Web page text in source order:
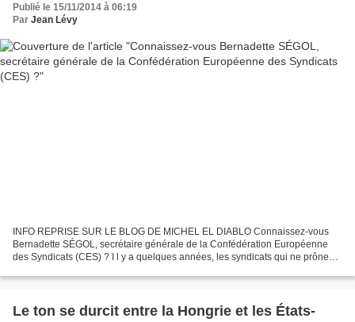
Publié le 15/11/2014 à 06:19
Par Jean Lévy
INFO REPRISE SUR LE BLOG DE MICHEL EL DIABLO Connaissez-vous
Bernadette SÉGOL, secrétaire générale de la Confédération Européenne
des Syndicats (CES) ? I l y a quelques années, les syndicats qui ne prônent
Le ton se durcit entre la Hongrie et les États-